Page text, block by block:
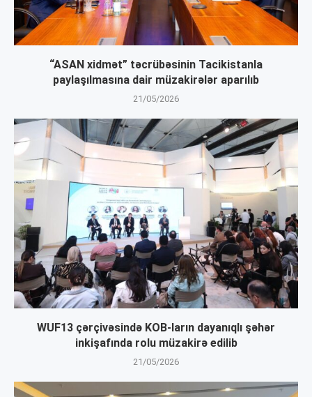
“ASAN xidmət” təcrübəsinin Tacikistanla
paylaşılmasına dair müzakirələr aparılıb
21/05/2026
WUF13 çərçivəsində KOB-ların dayanıqlı şəhər
inkişafında rolu müzakirə edilib
21/05/2026